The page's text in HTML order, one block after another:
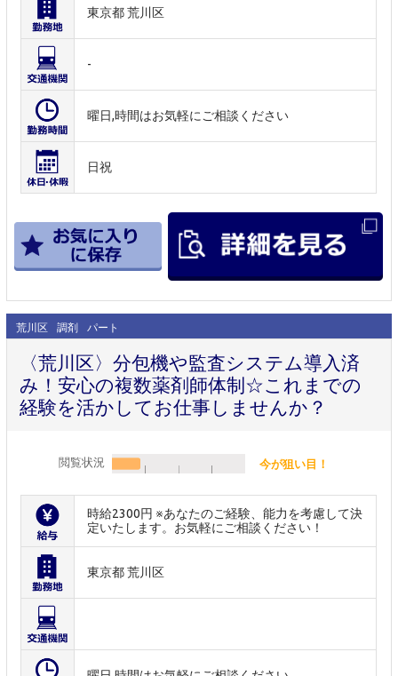
東京都 荒川区
-
曜日,時間はお気軽にご相談ください
日祝
荒川区 調剤 パート
〈荒川区〉分包機や監査システム導入済
み！安心の複数薬剤師体制☆これまでの
経験を活かしてお仕事しませんか？
閲覧状況 今が狙い目！
時給2300円 ※あなたのご経験、能力を考慮して決
定いたします。お気軽にご相談ください！
東京都 荒川区